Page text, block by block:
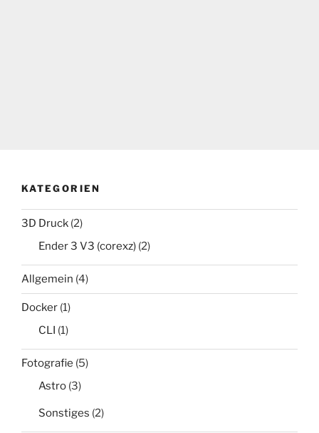
KATEGORIEN
3D Druck (2)
Ender 3 V3 (corexz) (2)
Allgemein (4)
Docker (1)
CLI (1)
Fotografie (5)
Astro (3)
Sonstiges (2)